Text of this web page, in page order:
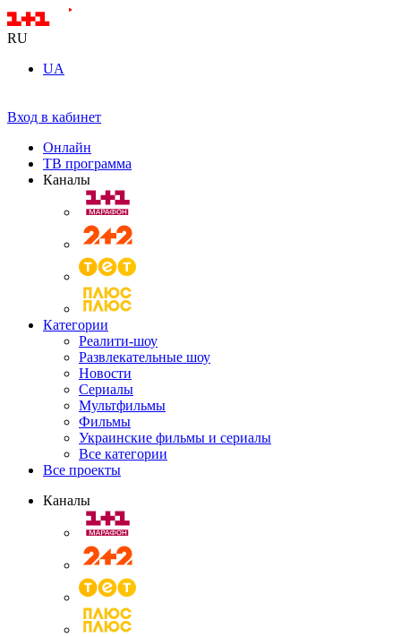
RU
UA
Вход в кабинет
Онлайн
ТВ программа
Каналы
Категории
Реалити-шоу
Развлекательные шоу
Новости
Сериалы
Мультфильмы
Фильмы
Украинские фильмы и сериалы
Все категории
Все проекты
Каналы